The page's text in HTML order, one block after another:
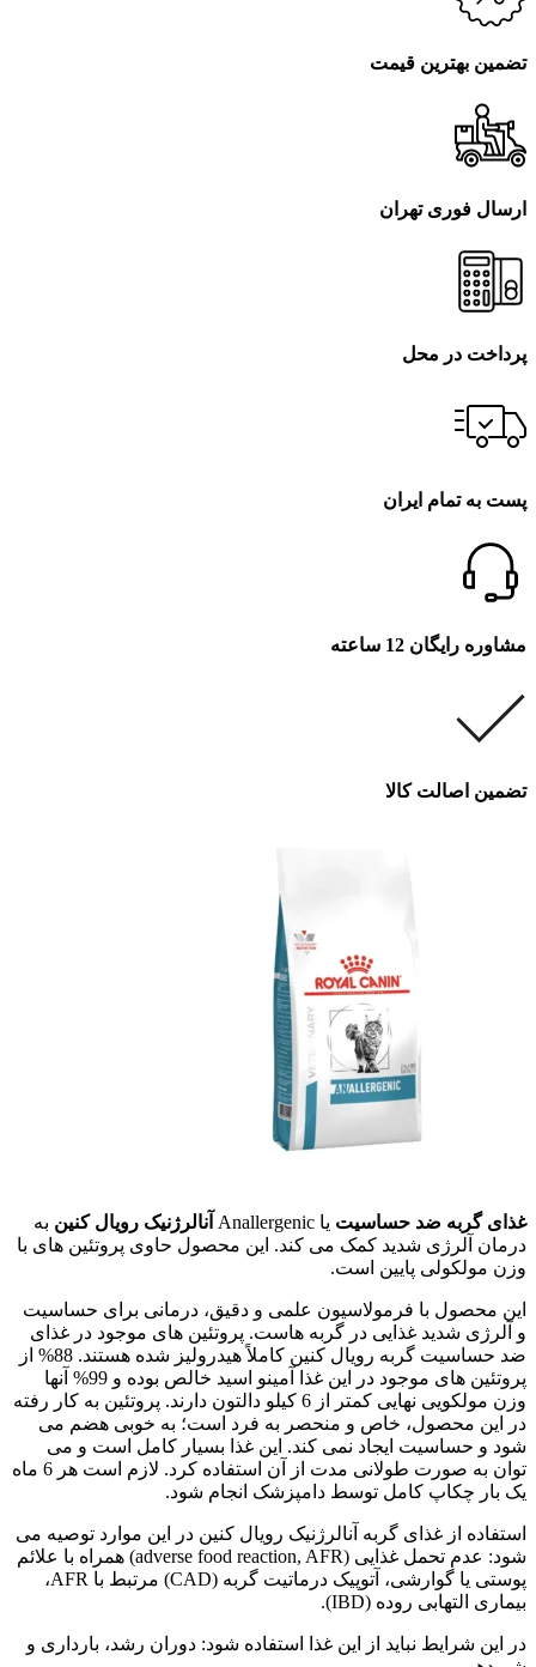
تضمین بهترین قیمت
ارسال فوری تهران
پرداخت در محل
پست به تمام ایران
مشاوره رایگان 12 ساعته
تضمین اصالت کالا
غذای گربه ضد حساسیت یا Anallergenic آنالرژنیک رویال کنین به
درمان آلرژی شدید کمک می کند. این محصول حاوی پروتئین های با
وزن مولکولی پایین است.
این محصول با فرمولاسیون علمی و دقیق، درمانی برای حساسیت
و آلرژی شدید غذایی در گربه هاست. پروتئین های موجود در غذای
ضد حساسیت گربه رویال کنین کاملاً هیدرولیز شده هستند. 88% از
پروتئین های موجود در این غذا آمینو اسید خالص بوده و 99% آنها
وزن مولکویی نهایی کمتر از 6 کیلو دالتون دارند. پروتئین به کار رفته
در این محصول، خاص و منحصر به فرد است؛ به خوبی هضم می
شود و حساسیت ایجاد نمی کند. این غذا بسیار کامل است و می
توان به صورت طولانی مدت از آن استفاده کرد. لازم است هر 6 ماه
یک بار چکاپ کامل توسط دامپزشک انجام شود.
استفاده از غذای گربه آنالرژنیک رویال کنین در این موارد توصیه می
شود: عدم تحمل غذایی (adverse food reaction, AFR) همراه با علائم
پوستی یا گوارشی، آتوپیک درماتیت گربه (CAD) مرتبط با AFR،
بیماری التهابی روده (IBD).
در این شرایط نباید از این غذا استفاده شود: دوران رشد، بارداری و